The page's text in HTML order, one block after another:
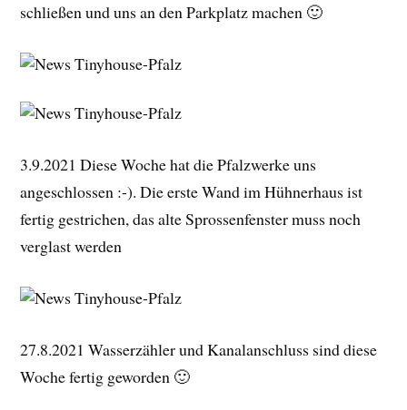
schließen und uns an den Parkplatz machen 🙂
3.9.2021 Diese Woche hat die Pfalzwerke uns
angeschlossen :-). Die erste Wand im Hühnerhaus ist
fertig gestrichen, das alte Sprossenfenster muss noch
verglast werden
27.8.2021 Wasserzähler und Kanalanschluss sind diese
Woche fertig geworden 🙂